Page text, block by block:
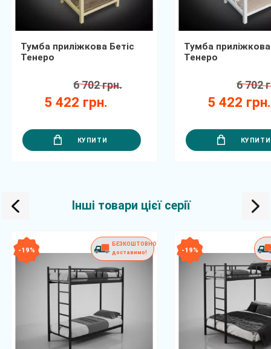
Тумба приліжкова Бетіс
Тенеро
5 422 грн.
6 702 грн.
КУПИТИ
Тумба приліжкова
Тенеро
5 422
6 702
КУПИТИ
Інші товари цієї серії
- 19 %
БЕЗКОШТОВНО
доставимо!
- 19 %